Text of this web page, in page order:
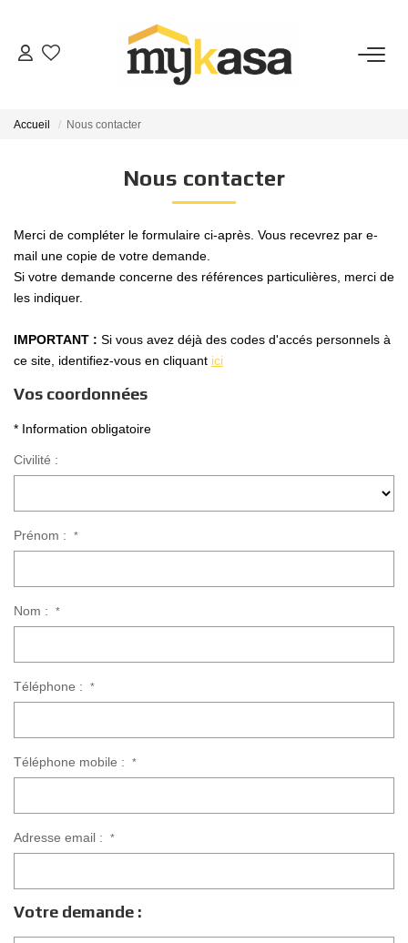
VENTES
ESTIMATION
PARRAINAGE
Qui Sommes-Nous
Nos Témoignages
Accueil Nous contacter
Nous contacter
Merci de compléter le formulaire ci-après. Vous recevrez par e-
mail une copie de votre demande.
Si votre demande concerne des références particulières, merci de
les indiquer.
IMPORTANT : Si vous avez déjà des codes d'accés personnels à
ce site, identifiez-vous en cliquant ici
Vos coordonnées
* Information obligatoire
Civilité :
Prénom : *
Nom : *
Téléphone : *
Téléphone mobile : *
Adresse email : *
Votre demande :